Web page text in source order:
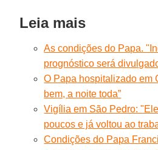
Leia mais
As condições do Papa.
prognóstico será
O Papa hospitalizado em
bem, a noite toda”
Vigília em São Pedro:
poucos e já voltou ao
Condições do Papa